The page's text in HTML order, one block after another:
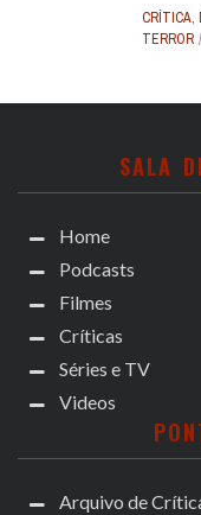
CRÍTICA,
TERROR
SALA
Home
Podcasts
Filmes
Críticas
Séries e TV
Videos
Arquivo de